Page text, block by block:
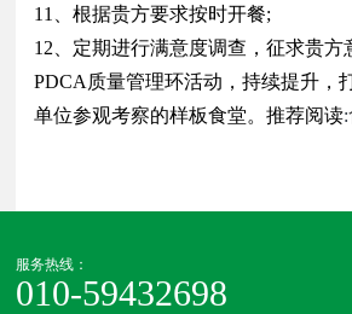
11、根据贵方要求按时开餐;
12、定期进行满意度调查，征求贵方
PDCA质量管理环活动，持续提升，
单位参观考察的样板食堂。推荐阅读:
服务热线：
010-59432698